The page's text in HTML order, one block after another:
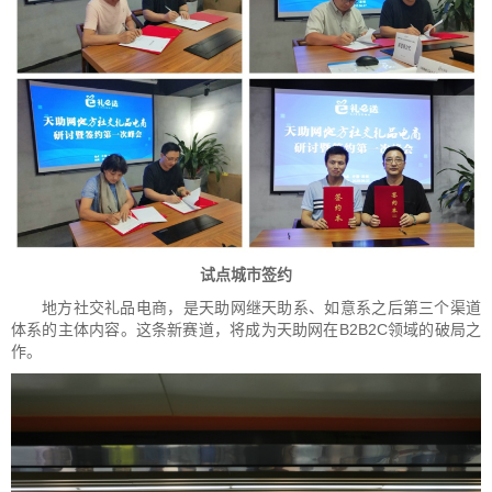
试点城市签约
地方社交礼品电商，是天助网继天助系、如意系之后第三个渠道
体系的主体内容。这条新赛道，将成为天助网在B2B2C领域的破局之
作。